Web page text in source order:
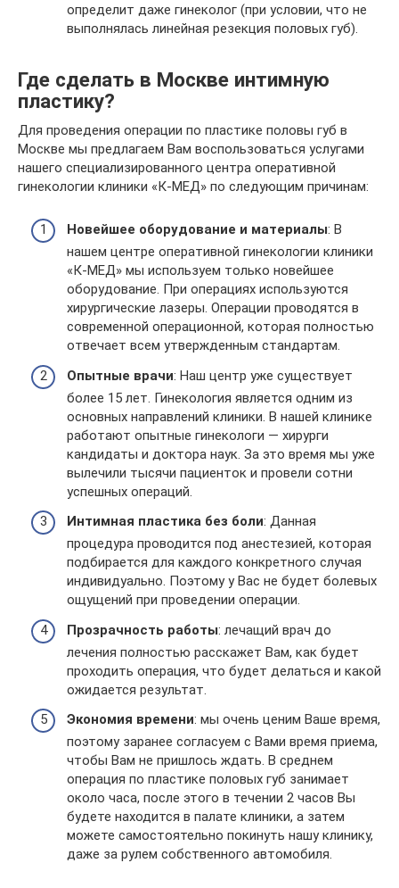
определит даже гинеколог (при условии, что не
выполнялась линейная резекция половых губ).
Где сделать в Москве интимную
пластику?
Для проведения операции по пластике половы губ в
Москве мы предлагаем Вам воспользоваться услугами
нашего специализированного центра оперативной
гинекологии клиники «К-МЕД» по следующим причинам:
Новейшее оборудование и материалы: В
нашем центре оперативной гинекологии клиники
«К-МЕД» мы используем только новейшее
оборудование. При операциях используются
хирургические лазеры. Операции проводятся в
современной операционной, которая полностью
отвечает всем утвержденным стандартам.
Опытные врачи: Наш центр уже существует
более 15 лет. Гинекология является одним из
основных направлений клиники. В нашей клинике
работают опытные гинекологи — хирурги
кандидаты и доктора наук. За это время мы уже
вылечили тысячи пациенток и провели сотни
успешных операций.
Интимная пластика без боли: Данная
процедура проводится под анестезией, которая
подбирается для каждого конкретного случая
индивидуально. Поэтому у Вас не будет болевых
ощущений при проведении операции.
Прозрачность работы: лечащий врач до
лечения полностью расскажет Вам, как будет
проходить операция, что будет делаться и какой
ожидается результат.
Экономия времени: мы очень ценим Ваше время,
поэтому заранее согласуем с Вами время приема,
чтобы Вам не пришлось ждать. В среднем
операция по пластике половых губ занимает
около часа, после этого в течении 2 часов Вы
будете находится в палате клиники, а затем
можете самостоятельно покинуть нашу клинику,
даже за рулем собственного автомобиля.